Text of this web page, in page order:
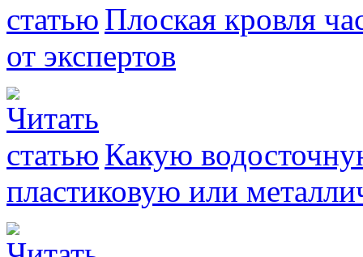
Плоская кровля
от экспертов
Какую
пластиковую или